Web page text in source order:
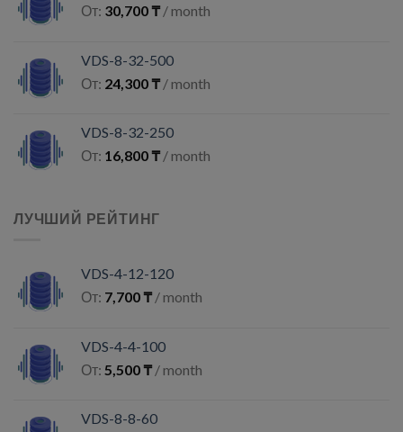
От: 30,700₸ / month
VDS-8-32-500
От: 24,300₸ / month
VDS-8-32-250
От: 16,800₸ / month
ЛУЧШИЙ РЕЙТИНГ
VDS-4-12-120
От: 7,700₸ / month
VDS-4-4-100
От: 5,500₸ / month
VDS-8-8-60